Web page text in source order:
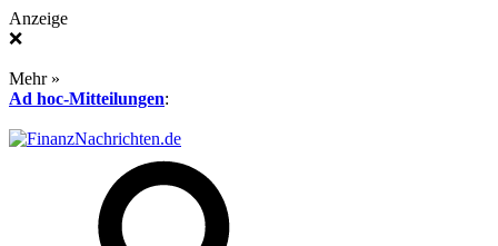
Anzeige
❌
Mehr »
Ad hoc-Mitteilungen: